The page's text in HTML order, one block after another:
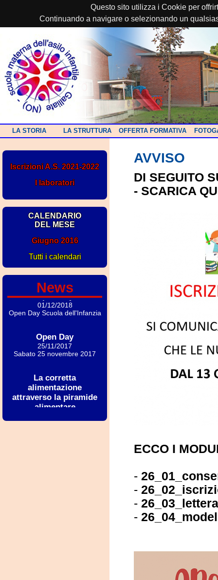
Questo sito utilizza i Cookie per
Continuando a navigare o selezionando un
LA STORIA LA STRUTTURA OFFERTA FORMATIVA
Iscrizioni A.S. 2021-2022
I laboratori
CALENDARIO
DEL MESE
Giugno 2016
Tutti i calendari
News
Open Day 2019
23/11/2019
23 NOVEMBRE
Open Day
01/12/2018
Open Day Scuola dell'Infanzia
25/11/2017
Sabato 25 novembre 2017
alimentazione
attraverso la piramide
alimentare
21/10/2017
Patrizia Grossi
AVVISO
DI SEGUITO
- SCARICA
ECCO I
-
-
-
-